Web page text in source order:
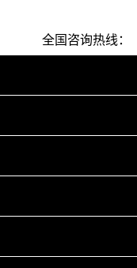
全国咨询热线：